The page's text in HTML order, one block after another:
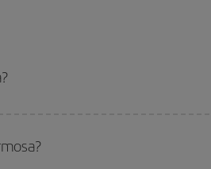
nuestras ofertas y déjate inspirar: